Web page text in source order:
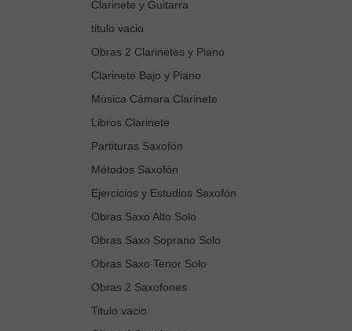
Clarinete y Guitarra
titulo vacio
Obras 2 Clarinetes y Piano
Clarinete Bajo y Piano
Música Cámara Clarinete
Libros Clarinete
Partituras Saxofón
Métodos Saxofón
Ejercicios y Estudios Saxofón
Obras Saxo Alto Solo
Obras Saxo Soprano Solo
Obras Saxo Tenor Solo
Obras 2 Saxofones
Titulo vacio